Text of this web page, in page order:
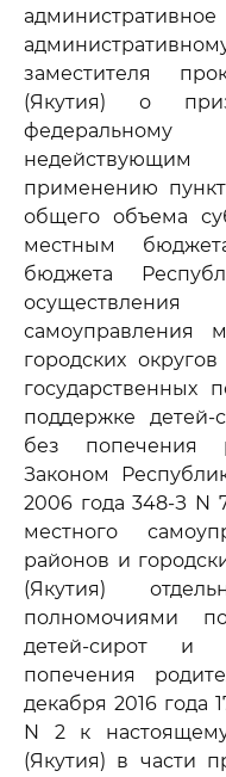
заместителя
(Якутия) о
применению
общего объема
местным
бюджета
самоуправления
городских
государственных
поддержке детей-
без попечения
Законом
2006 года 348-З N
местного
районов и
(Якутия)
полномочиями
детей-сирот и
попечения
декабря 2016 года
N 2 к
(Якутия) в части